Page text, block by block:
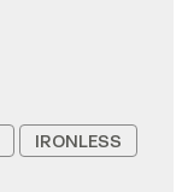
IRONLESS